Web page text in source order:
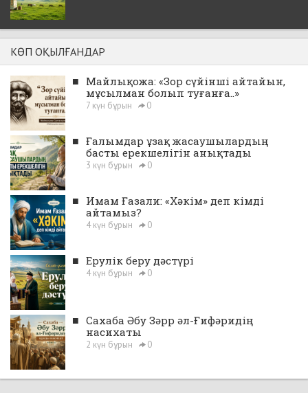
КӨП ОҚЫЛҒАНДАР
■ Майлықожа: «Зор сүйінші айтайын,
мұсылман болып туғанға..»
7 күн бұрын 0
■ Ғалымдар ұзақ жасаушылардың
басты ерекшелігін анықтады
3 күн бұрын 0
■ Имам Ғазали: «Хәкім» деп кімді
айтамыз?
4 күн бұрын 0
■ Ерулік беру дәстүрі
4 күн бұрын 0
■ Сахаба Әбу Зәрр әл-Ғифәридің
насихаты
2 күн бұрын 0